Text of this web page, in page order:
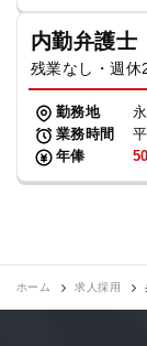
内勤弁護士
残業なし・週休
勤務地
業務時間
年俸
ホーム 求人採用